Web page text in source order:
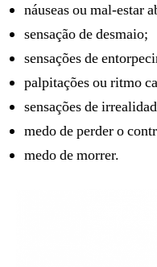
náuseas ou mal-estar
sensação de desmaio;
sensações de
palpitações ou ritmo
sensações de
medo de perder o
medo de morrer.